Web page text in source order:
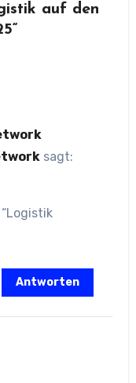
auf den
sagt:
Antworten